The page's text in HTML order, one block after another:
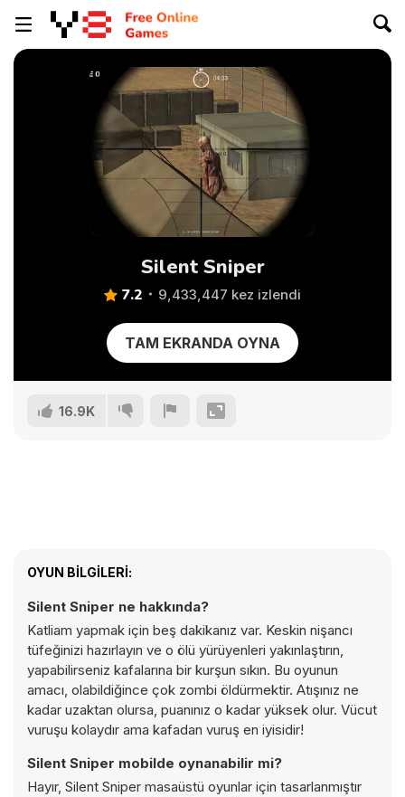
Silent Sniper
7.2 9,433,447 kez izlendi
TAM EKRANDA OYNA
16.9K
OYUN BILGILERI:
Silent Sniper ne hakkında?
Katliam yapmak için beş dakikanız var. Keskin nişancı
tüfeğinizi hazırlayın ve o ölü yürüyenleri yakınlaştırın,
yapabilirseniz kafalarına bir kurşun sıkın. Bu oyunun
amacı, olabildiğince çok zombi öldürmektir. Atışınız ne
kadar uzaktan olursa, puanınız o kadar yüksek olur. Vücut
vuruşu kolaydır ama kafadan vuruş en iyisidir!
Silent Sniper mobilde oynanabilir mi?
Hayır, Silent Sniper masaüstü oyunlar için tasarlanmıştır